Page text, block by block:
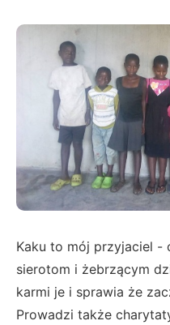
Kaku to mój przyjaciel -
sierotom i żebrzącym
karmi je i sprawia że
Prowadzi także